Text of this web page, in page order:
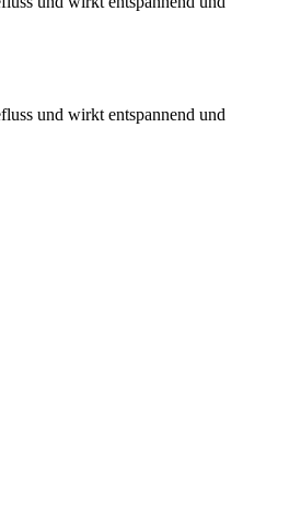
und wirkt entspannend und